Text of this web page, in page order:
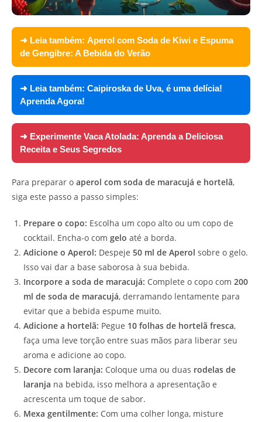
➜ Leia também: Aperol com Soda de Kiwi e Espuma
de Gengibre: A Bebida do Verão
➜ Leia também: Caipiroska de Uva, é uma delícia!
Aprenda Agora!
➜ Experimente Vaca Atolada: Aprenda a Deliciosa
Receita e Seus Segredos
Para preparar o aperol com soda de maracujá e hortelã,
siga este passo a passo simples:
Prepare o copo: Escolha um copo alto ou um copo de
cocktail. Encha-o com gelo até a borda.
Adicione o Aperol: Despeje 50 ml de Aperol sobre o gelo.
Isso vai dar a base saborosa à sua bebida.
Incorpore a soda de maracujá: Complete o copo com 200
ml de soda de maracujá, derramando lentamente para
evitar que a bebida espume muito.
Adicione a hortelã: Pegue 10 folhas de hortelã fresca,
faça uma leve torção entre suas mãos para liberar seu
aroma e adicione ao copo.
Decore com laranja: Coloque uma ou duas rodelas de
laranja na bebida, isso melhora a apresentação e
acrescenta um toque de sabor.
Mexa gentilmente: Com uma colher longa, misture